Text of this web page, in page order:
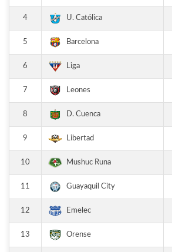
4 U. Católica
5 Barcelona
6 Liga
7 Leones
8 D. Cuenca
9 Libertad
10 Mushuc Runa
11 Guayaquil City
12 Emelec
13 Orense